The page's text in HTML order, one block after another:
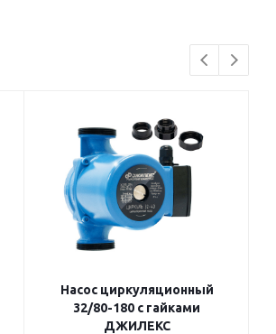
Насос циркуляционный
32/80-180 с гайками
ДЖИЛЕКС